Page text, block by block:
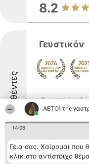
ΑΕΤΟΊ της
14:06
Γεια σας. Χαίρομαι
κλικ στο αντίστοιχο
8.2
Διακριθέντες
Γευστικόν
Γευστικόν
ψητοπωλείο
Λεωφόρο
αναφοράς
εταιρεία